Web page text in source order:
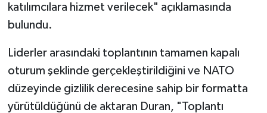
katılımcılara hizmet verilecek" açıklamasında
bulundu.
Liderler arasındaki toplantının tamamen kapalı
oturum şeklinde gerçekleştirildiğini ve NATO
düzeyinde gizlilik derecesine sahip bir formatta
yürütüldüğünü de aktaran Duran, "Toplantı